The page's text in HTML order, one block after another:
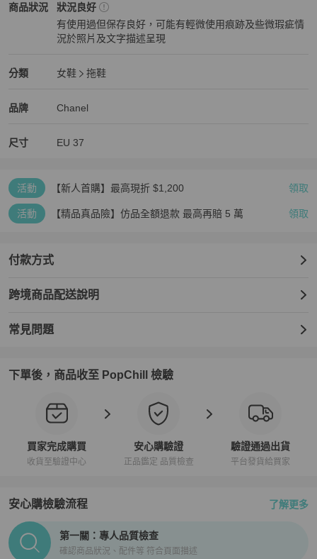
商品狀況
Chanel女鞋商品狀態與細節
狀況良好
有使用過但保存良好，可能有輕微使用痕跡及些微瑕疵情
況於照片及文字描述呈現
分類
Chanel 女鞋分類資訊
女鞋
拖鞋
品牌
Chanel 精品女鞋品牌介紹
Chanel
Chanel 推薦清單
尺寸 EU 37
活動 【新人首購】最高現折 $1,200 領取
活動 【精品真品險】仿品全額退款 最高再賠 5 萬 領取
付款方式
跨境商品配送說明
常見問題
下單後，商品收至 PopChill 檢驗
買家完成購買
收貨至驗證中心
安心購驗證
正品鑑定 品質檢查
驗證通過出貨
平台發貨給買家
安心購檢驗流程 了解更多
PopChill拍拍圈正品驗證、安心購檢驗流程介紹
第一關：專人品質檢查
確認商品狀況、配件等 符合頁面描述